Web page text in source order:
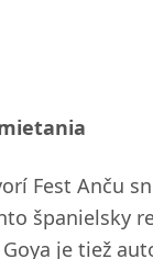
Fest Anču
španielsky
je tiež